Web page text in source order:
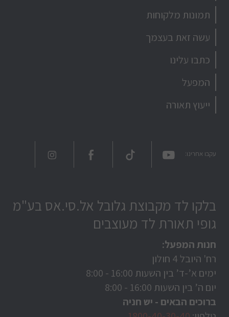
תמונות מלקוחות
עשה זאת בעצמך
כתבו עלינו
המפעל
ייעוץ תאורה
עקבו אחרינו:
בלקו לד מקבוצת גלובל אל.סי.אס בע"מ
גופי תאורת לד מעוצבים
חנות המפעל:
רח' היובל 4 חולון
ימים א’-ד’ בין השעות 8:00 - 16:00
יום ה’ בין השעות 8:00 - 16:00
ברוכים הבאים - יש חניה